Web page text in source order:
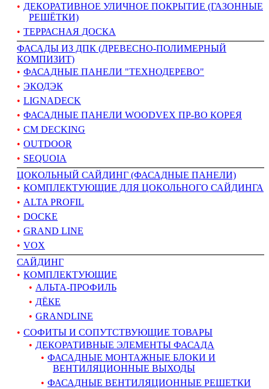
ДЕКОРАТИВНОЕ УЛИЧНОЕ ПОКРЫТИЕ (ГАЗОННЫЕ
РЕШЁТКИ)
ТЕРРАСНАЯ ДОСКА
ФАСАДЫ ИЗ ДПК (ДРЕВЕСНО-ПОЛИМЕРНЫЙ
КОМПИЗИТ)
ФАСАДНЫЕ ПАНЕЛИ "ТЕХНОДЕРЕВО"
ЭКОДЭК
LIGNADECK
ФАСАДНЫЕ ПАНЕЛИ WOODVEX ПР-ВО КОРЕЯ
CM DECKING
OUTDOOR
SEQUOIA
ЦОКОЛЬНЫЙ САЙДИНГ (ФАСАДНЫЕ ПАНЕЛИ)
КОМПЛЕКТУЮЩИЕ ДЛЯ ЦОКОЛЬНОГО САЙДИНГА
ALTA PROFIL
DOCKE
GRAND LINE
VOX
САЙДИНГ
КОМПЛЕКТУЮЩИЕ
АЛЬТА-ПРОФИЛЬ
ДЁКЕ
GRANDLINE
СОФИТЫ И СОПУТСТВУЮЩИЕ ТОВАРЫ
ДЕКОРАТИВНЫЕ ЭЛЕМЕНТЫ ФАСАДА
ФАСАДНЫЕ МОНТАЖНЫЕ БЛОКИ И
ВЕНТИЛЯЦИОННЫЕ ВЫХОДЫ
ФАСАДНЫЕ ВЕНТИЛЯЦИОННЫЕ РЕШЕТКИ